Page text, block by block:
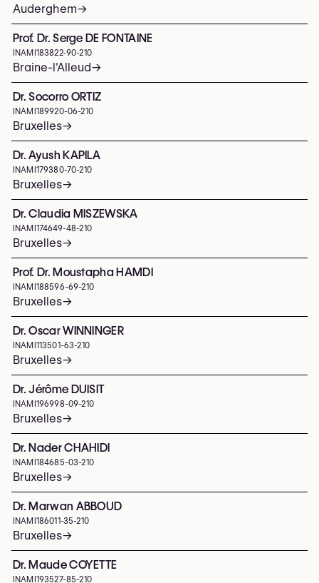
Auderghem→
Prof. Dr. Serge DE FONTAINE
INAMI 183822-90-210
Braine-l'Alleud→
Dr. Socorro ORTIZ
INAMI 189920-06-210
Bruxelles→
Dr. Ayush KAPILA
INAMI 179380-70-210
Bruxelles→
Dr. Claudia MISZEWSKA
INAMI 174649-48-210
Bruxelles→
Prof. Dr. Moustapha HAMDI
INAMI 188596-69-210
Bruxelles→
Dr. Oscar WINNINGER
INAMI 113501-63-210
Bruxelles→
Dr. Jérôme DUISIT
INAMI 196998-09-210
Bruxelles→
Dr. Nader CHAHIDI
INAMI 184685-03-210
Bruxelles→
Dr. Marwan ABBOUD
INAMI 186011-35-210
Bruxelles→
Dr. Maude COYETTE
INAMI 193527-85-210